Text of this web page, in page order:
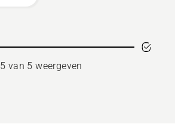
5 van 5 weergeven